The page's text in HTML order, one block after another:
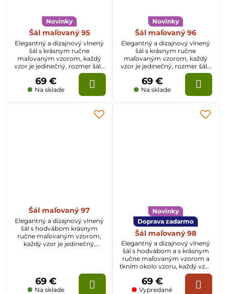
Novinky
Šál maľovaný 95
Elegantný a dizajnový vlnený
šál s krásnym ručne
maľovaným vzorom, každý
vzor je jedinečný, rozmer šálu
je 70x200cm
Na sklade
69 €
Novinky
Šál maľovaný 96
Elegantný a dizajnový vlnený
šál s krásnym ručne
maľovaným vzorom, každý
vzor je jedinečný, rozmer šálu
je 70x200cm
Na sklade
69 €
Šál maľovaný 97
Elegantný a dizajnový vlnený
šál s hodvábom krásnym
ručne maľovaným vzorom,
každý vzor je jedinečný,
Na sklade
69 €
Novinky
Doprava zadarmo
Šál maľovaný 98
Elegantný a dizajnový vlnený
šál s hodvábom a s krásnym
ručne maľovaným vzorom a
tkním okolo vzoru, každý vzor
je jedinečný, rozmer šálu je
70x200cm
Vypredané
69 €